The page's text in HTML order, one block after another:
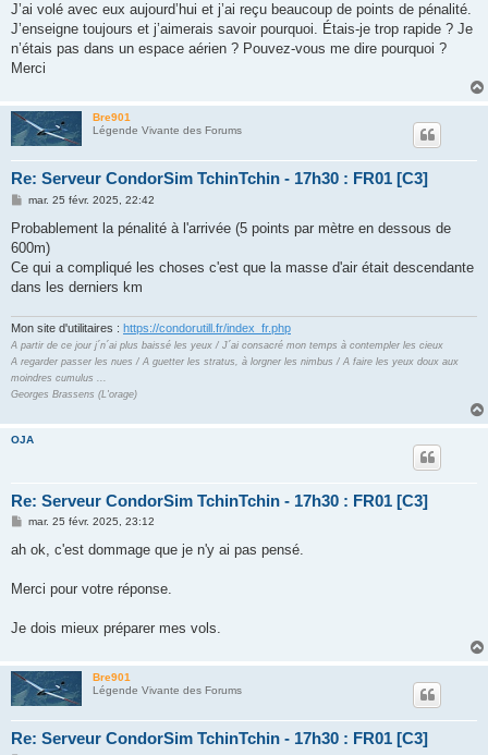
a
g
J’ai volé avec eux aujourd’hui et j’ai reçu beaucoup de points de pénalité.
J’enseigne toujours et j’aimerais savoir pourquoi. Étais-je trop rapide ? Je
n’étais pas dans un espace aérien ? Pouvez-vous me dire pourquoi ?
Merci
Bre901
Légende Vivante des Forums
Re: Serveur CondorSim TchinTchin - 17h30 : FR01 [C3]
M
s
a
g
mar. 25 févr. 2025, 22:42
Probablement la pénalité à l'arrivée (5 points par mètre en dessous de
600m)
Ce qui a compliqué les choses c'est que la masse d'air était descendante
dans les derniers km
Mon site d'utilitaires : https://condorutill.fr/index_fr.php
A partir de ce jour j´n´ai plus baissé les yeux / J´ai consacré mon temps à contempler les cieux
A regarder passer les nues / A guetter les stratus, à lorgner les nimbus / A faire les yeux doux aux
moindres cumulus ...
Georges Brassens (L'orage)
OJA
Re: Serveur CondorSim TchinTchin - 17h30 : FR01 [C3]
M
s
g
mar. 25 févr. 2025, 23:12
ah ok, c'est dommage que je n'y ai pas pensé.
Merci pour votre réponse.
Je dois mieux préparer mes vols.
Bre901
Légende Vivante des Forums
Re: Serveur CondorSim TchinTchin - 17h30 : FR01 [C3]